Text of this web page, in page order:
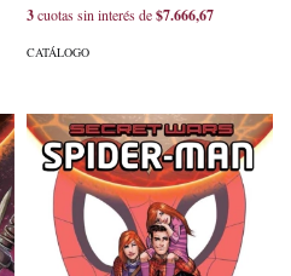
3cuotas sin interés de$7.666,67
CATÁLOGO